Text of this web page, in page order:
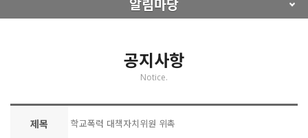
공지사항
Notice.
제목 학교폭력 대책자치위원 위촉